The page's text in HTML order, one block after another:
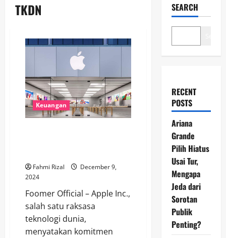
TKDN
Keuangan
Fahmi Rizal
December 9,
2024
Foomer Official – Apple Inc.,
salah satu raksasa
teknologi dunia,
menyatakan komitmen
SEARCH
RECENT
POSTS
Ariana
Grande
Pilih Hiatus
Usai Tur,
Mengapa
Jeda dari
Sorotan
Publik
Penting?